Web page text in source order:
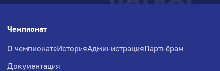
Чемпионат
О чемпионатеИсторияАдминистрацияПартнёрам
Документация